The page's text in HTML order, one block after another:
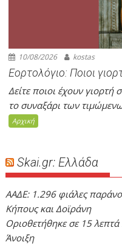
10/08/2026 kostas
Εορτολόγιο: Ποιοι
Δείτε ποιοι έχουν
το συναξάρι των
Αρχική
Skai.gr: Ελλάδα
ΑΑΔΕ: 1.296 φιάλες
Κήπους και Δοϊράνη
Οριοθετήθηκε σε 15
Άνοιξη